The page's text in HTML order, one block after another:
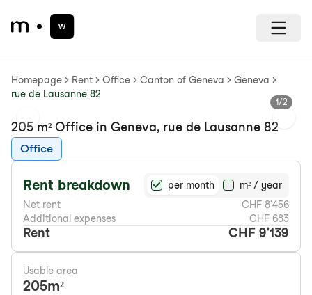
Homepage Rent Office Canton of Geneva
Geneva
rue de Lausanne 82
Previous slide
1/2
205 m² Office in Geneva, rue de Lausanne 82
Office
Rent breakdown per month
m² / year
Net rent
CHF 8'456
Additional expenses
CHF 683
Rent CHF 9'139
Usable area
205m²